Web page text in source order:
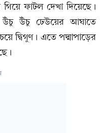
ফাটল দেখা দিয়েছে।
উঁচু উঁচু ঢেউয়ের আঘাতে
দ্বিগুণ। এতে পদ্মাপাড়ের